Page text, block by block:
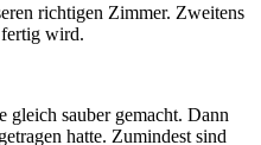
richtigen Zimmer. Zweitens
fertig wird.
gleich sauber gemacht. Dann
hatte. Zumindest sind